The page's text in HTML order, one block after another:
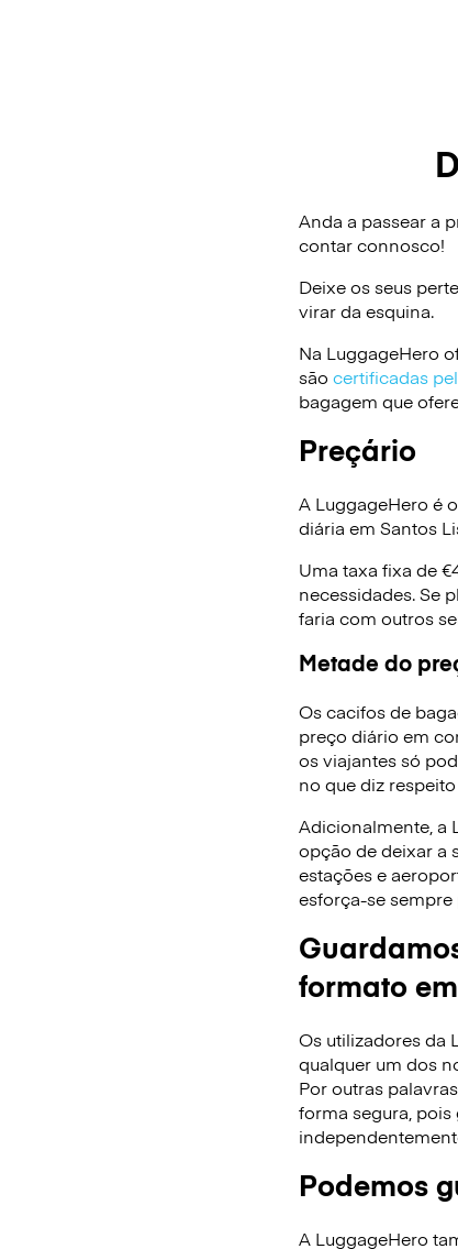
Anda a passear a
contar connosco!
Deixe os seus
virar da esquina.
Na LuggageHero
são certificadas
bagagem que
Preçário
A LuggageHero é o
diária em Santos
Uma taxa fixa de
necessidades. Se
faria com outros
Metade do
Os cacifos de
preço diário em
os viajantes só
no que diz
Adicionalmente, a
opção de deixar a
estações e
esforça-se
formato
Os utilizadores da
qualquer um dos
Por outras
forma segura,
Podemos
A LuggageHero